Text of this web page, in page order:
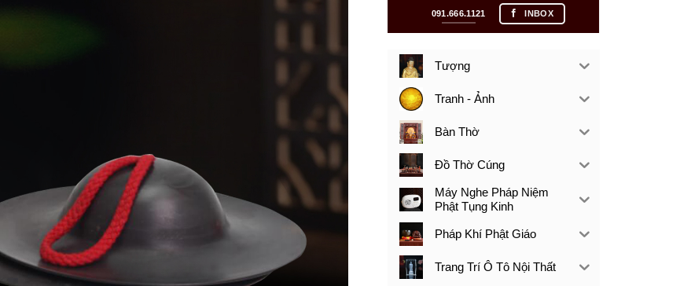
091.666.1121 INBOX
Tượng
Tranh - Ảnh
Bàn Thờ
Đồ Thờ Cúng
Máy Nghe Pháp Niệm
Phật Tụng Kinh
Pháp Khí Phật Giáo
Trang Trí Ô Tô Nội Thất